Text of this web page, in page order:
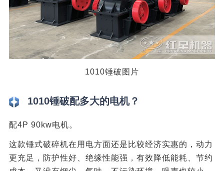
1010锤破图片
1010锤破配多大的电机？
配4P 90kw电机。
这款锤式破碎机在用电方面还是比较经济实惠的，动力
更充足，防护性好、绝缘性能强，有效降低能耗、节约